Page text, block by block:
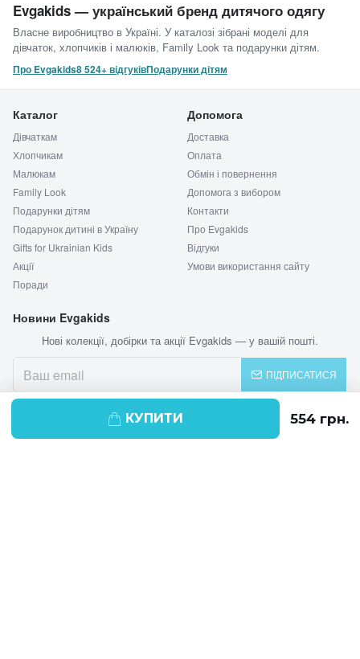
КУПИТИ
Evgakids — український бренд дитячого одягу
Власне виробництво в Україні. У каталозі зібрані моделі для
дівчаток, хлопчиків і малюків, Family Look та подарунки дітям.
Про Evgakids8 524+ відгуківПодарунки дітям
Каталог
Дівчаткам
Хлопчикам
Малюкам
Family Look
Подарунки дітям
Подарунок дитині в Україну
Gifts for Ukrainian Kids
Акції
Поради
Допомога
Доставка
Оплата
Обмін і повернення
Допомога з вибором
Контакти
Про Evgakids
Відгуки
Умови використання сайту
Новини Evgakids
Нові колекції, добірки та акції Evgakids — у вашій пошті.
ПІДПИСАТИСЯ